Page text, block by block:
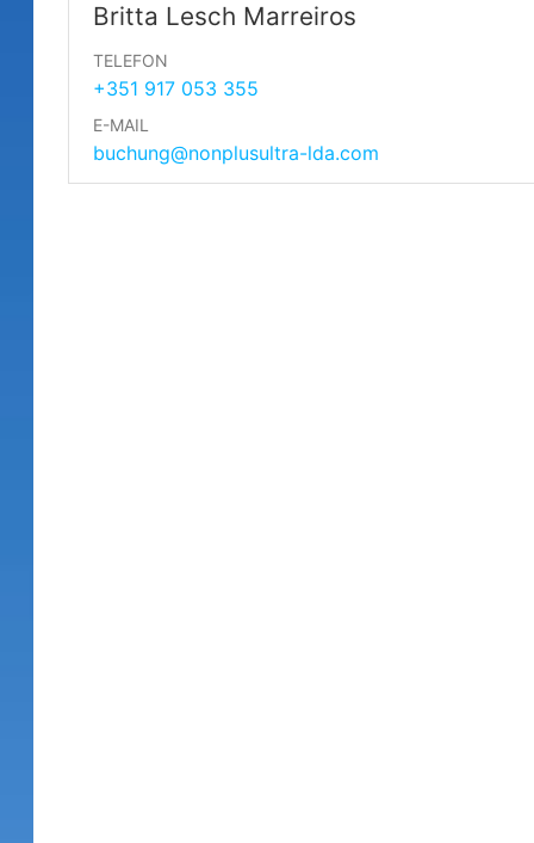
Britta Lesch Marreiros
TELEFON
+351 917 053 355
E-MAIL
buchung@nonplusultra-lda.com